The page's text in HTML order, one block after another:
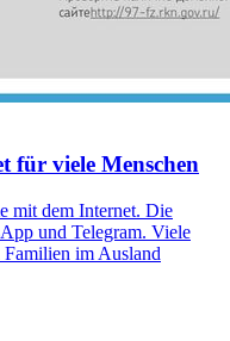
für viele Menschen
mit dem Internet. Die
und Telegram. Viele
im Ausland